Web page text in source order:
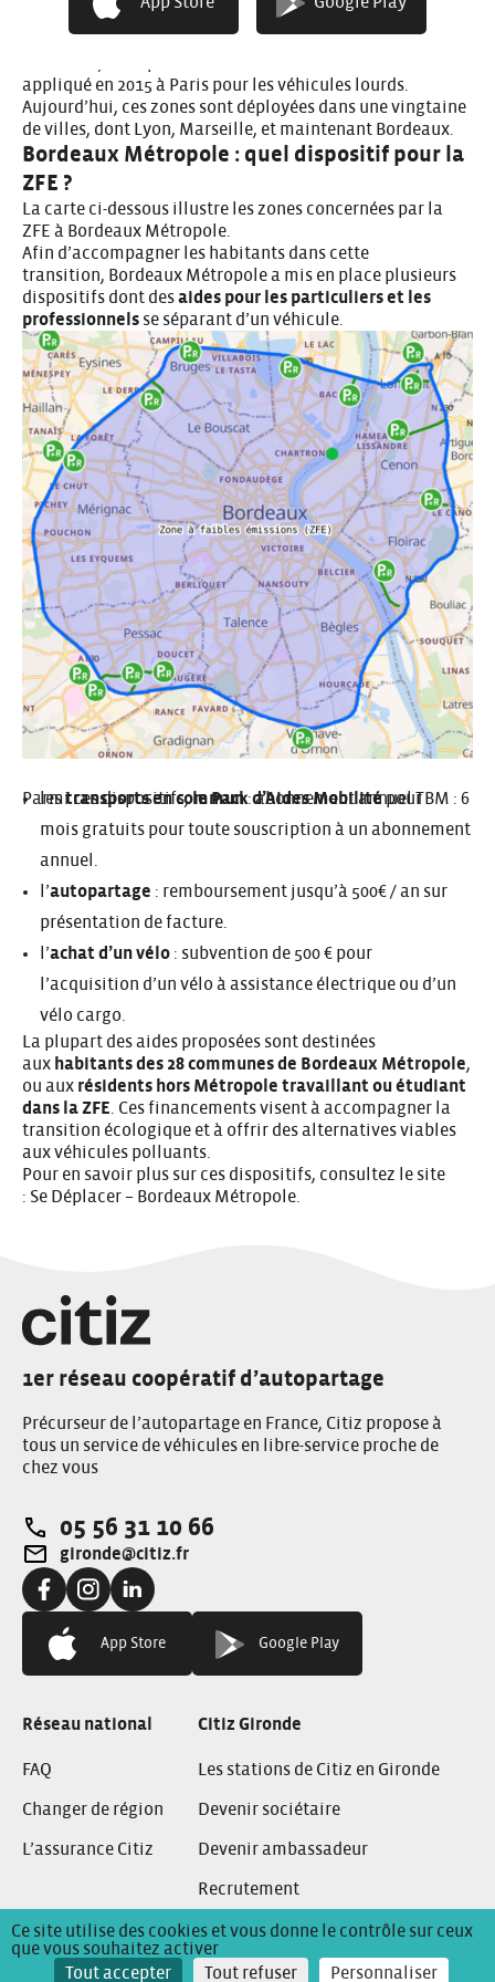
vignette de verte (véhicule 100% électrique) à 2 (moteur
appliqué en 2015 à Paris pour les véhicules lourds.
Aujourd’hui, ces zones sont déployées dans une vingtaine
de villes, dont Lyon, Marseille, et maintenant Bordeaux.
Bordeaux Métropole : quel dispositif pour la
ZFE ?
La carte ci-dessous illustre les zones concernées par la
ZFE à Bordeaux Métropole.
Afin d’accompagner les habitants dans cette
transition, Bordeaux Métropolea mis en place plusieurs
dispositifs dont desaides pour les particuliers et les
professionnels se séparant d’un véhicule.
Parmices dispositifs,le Pack d’Aides Mobilitépour :
lestransports en commun: abonnement annuel TBM : 6
mois gratuits pour toute souscription à un abonnement
annuel.
l’autopartage : remboursement jusqu’à 500€ / an sur
présentation de facture.
l’achat d’un vélo : subvention de 500 € pour
l’acquisition d’un vélo à assistance électrique ou d’un
vélo cargo.
La plupart des aides proposées sont destinées
aux habitants des 28 communes de Bordeaux Métropole,
ou aux résidents hors Métropole travaillant ou étudiant
dans la ZFE . Ces financements visent à accompagner la
transition écologique et à offrir des alternatives viables
aux véhicules polluants.
Pour en savoir plus sur ces dispositifs, consultez le site
: Se Déplacer – Bordeaux Métropole
1er réseau coopératif d’autopartage
Précurseur de l’autopartage en France, Citiz propose à
tous un service de véhicules en libre-service proche de
chez vous
Téléphone:
05 56 31 10 66
Adresse e-mail:
gironde@citiz.fr
Facebook:Instagram:Linkedin:
App Store Google Play
Réseau national
FAQ
Changer de région
L’assurance Citiz
Citiz Gironde
Les stations de Citiz en Gironde
Devenir sociétaire
Devenir ambassadeur
Recrutement
Conditions Générales de Location
Mentions Légales
Ce site utilise des cookies et vous donne le contrôle sur ceux
que vous souhaitez activer
Tout accepter
Tout refuser Personnaliser